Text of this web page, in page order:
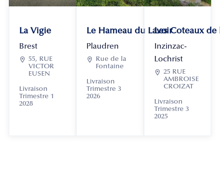
La Vigie
Brest
 55, RUE
VICTOR
EUSEN
Livraison
Trimestre 1
2028
Le Hameau du Lavoir
Plaudren

Rue de la
Fontaine
Livraison
Trimestre 3
2026
Les Coteaux
Inzinzac-
Lochrist
 25 RUE
AMBROISE
CROIZAT
Livraison
Trimestre 3
2025